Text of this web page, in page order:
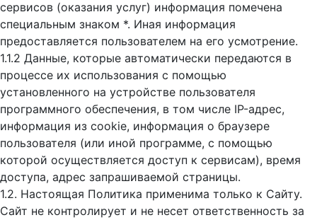
сервисов (оказания услуг) информация помечена
специальным знаком *. Иная информация
предоставляется пользователем на его усмотрение.
1.1.2 Данные, которые автоматически передаются в
процессе их использования с помощью
установленного на устройстве пользователя
программного обеспечения, в том числе IP-адрес,
информация из cookie, информация о браузере
пользователя (или иной программе, с помощью
которой осуществляется доступ к cервисам), время
доступа, адрес запрашиваемой страницы.
1.2. Настоящая Политика применима только к Сайту.
Сайт не контролирует и не несет ответственность за